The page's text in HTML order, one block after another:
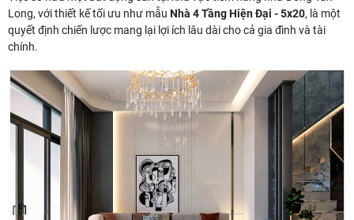
Long, với thiết kế tối ưu như mẫu Nhà 4 Tầng Hiện Đại - 5x20, là một
quyết định chiến lược mang lại lợi ích lâu dài cho cả gia đình và tài
chính.